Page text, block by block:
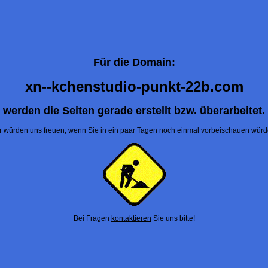
Für die Domain:
xn--kchenstudio-punkt-22b.com
werden die Seiten gerade erstellt bzw. überarbeitet.
würden uns freuen, wenn Sie in ein paar Tagen noch einmal vorbeischauen
Bei Fragen kontaktieren Sie uns bitte!